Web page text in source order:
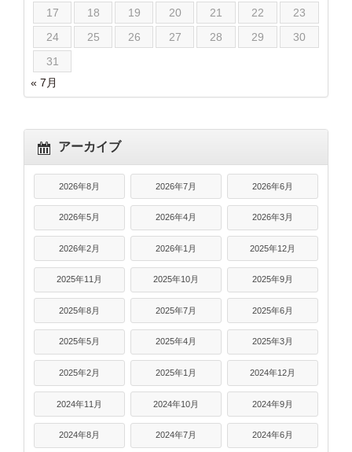
17
18 19 20 21 22
23
24
25 26 27 28 29
30
31
« 7月
アーカイブ
2026年8月 2026年7月 2026年6月
2026年5月 2026年4月 2026年3月
2026年2月 2026年1月 2025年12月
2025年11月 2025年10月 2025年9月
2025年8月 2025年7月 2025年6月
2025年5月 2025年4月 2025年3月
2025年2月 2025年1月 2024年12月
2024年11月 2024年10月 2024年9月
2024年8月 2024年7月 2024年6月